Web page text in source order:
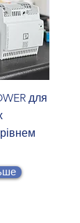
для